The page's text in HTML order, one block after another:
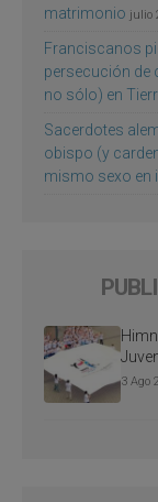
matrimonio julio
Franciscanos
persecución de
no sólo) en
Sacerdotes
obispo (y
mismo sexo en
3 Ago